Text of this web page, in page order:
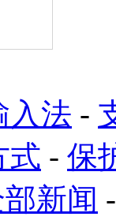
入法 -
式 - 保
新闻